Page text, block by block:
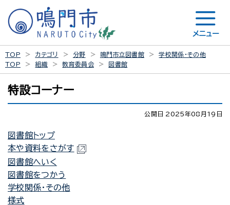
メニュー
TOP カテゴリ 分野 鳴門市立図書館
学校関係・その他
TOP
組織 教育委員会 図書館
特設コーナー
公開日 2025年08月19日
図書館トップ
本や資料をさがす
図書館へいく
図書館をつかう
学校関係・その他
様式